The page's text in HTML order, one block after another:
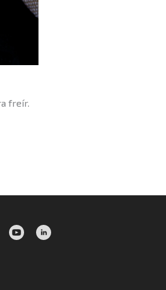
freír.